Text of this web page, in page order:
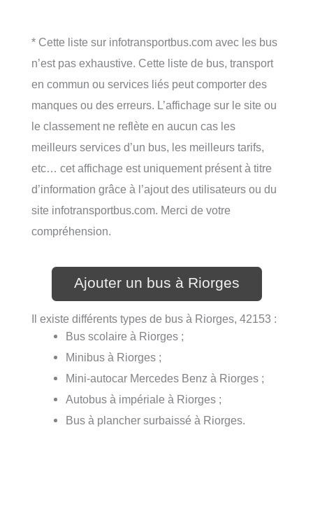
* Cette liste sur infotransportbus.com avec les bus
n’est pas exhaustive. Cette liste de bus, transport
en commun ou services liés peut comporter des
manques ou des erreurs. L’affichage sur le site ou
le classement ne reflète en aucun cas les
meilleurs services d’un bus, les meilleurs tarifs,
etc… cet affichage est uniquement présent à titre
d’information grâce à l’ajout des utilisateurs ou du
site infotransportbus.com. Merci de votre
compréhension.
Ajouter un bus à Riorges
Il existe différents types de bus à Riorges, 42153 :
Bus scolaire à Riorges ;
Minibus à Riorges ;
Mini-autocar Mercedes Benz à Riorges ;
Autobus à impériale à Riorges ;
Bus à plancher surbaissé à Riorges.